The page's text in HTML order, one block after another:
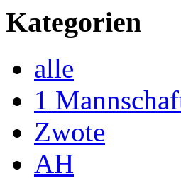
Kategorien
alle
1
Zwote
AH